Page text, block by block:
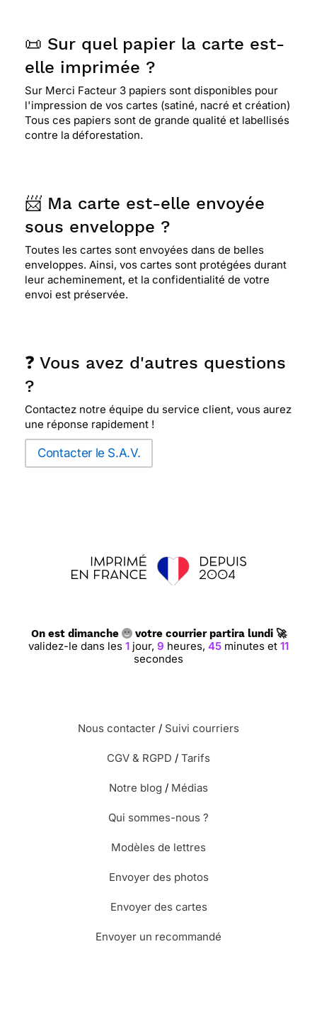
📜 Sur quel papier la carte est-
elle imprimée ?
Sur Merci Facteur 3 papiers sont disponibles pour
l'impression de vos cartes (satiné, nacré et création)
Tous ces papiers sont de grande qualité et labellisés
contre la déforestation.
📨 Ma carte est-elle envoyée
sous enveloppe ?
Toutes les cartes sont envoyées dans de belles
enveloppes. Ainsi, vos cartes sont protégées durant
leur acheminement, et la confidentialité de votre
envoi est préservée.
❓ Vous avez d'autres questions
?
Contactez notre équipe du service client, vous aurez
une réponse rapidement !
Contacter le S.A.V.
On est dimanche votre courrier partira lundi 🚀
validez-le dans les 1jour, 9heures, 45minutes et 10
secondes
Nous contacter / Suivi courriers
CGV & RGPD / Tarifs
Notre blog / Médias
Qui sommes-nous ?
Modèles de lettres
Envoyer des photos
Envoyer des cartes
Envoyer un recommandé